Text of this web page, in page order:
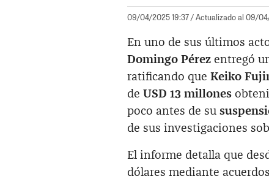
09/04/2025 19:37/ Actualizado al 09/
En uno de sus últimos
Domingo Pérez entregó
ratificando que Keiko
de USD 13 millones
poco antes de su
de sus investigaciones
El informe detalla que
dólares mediante